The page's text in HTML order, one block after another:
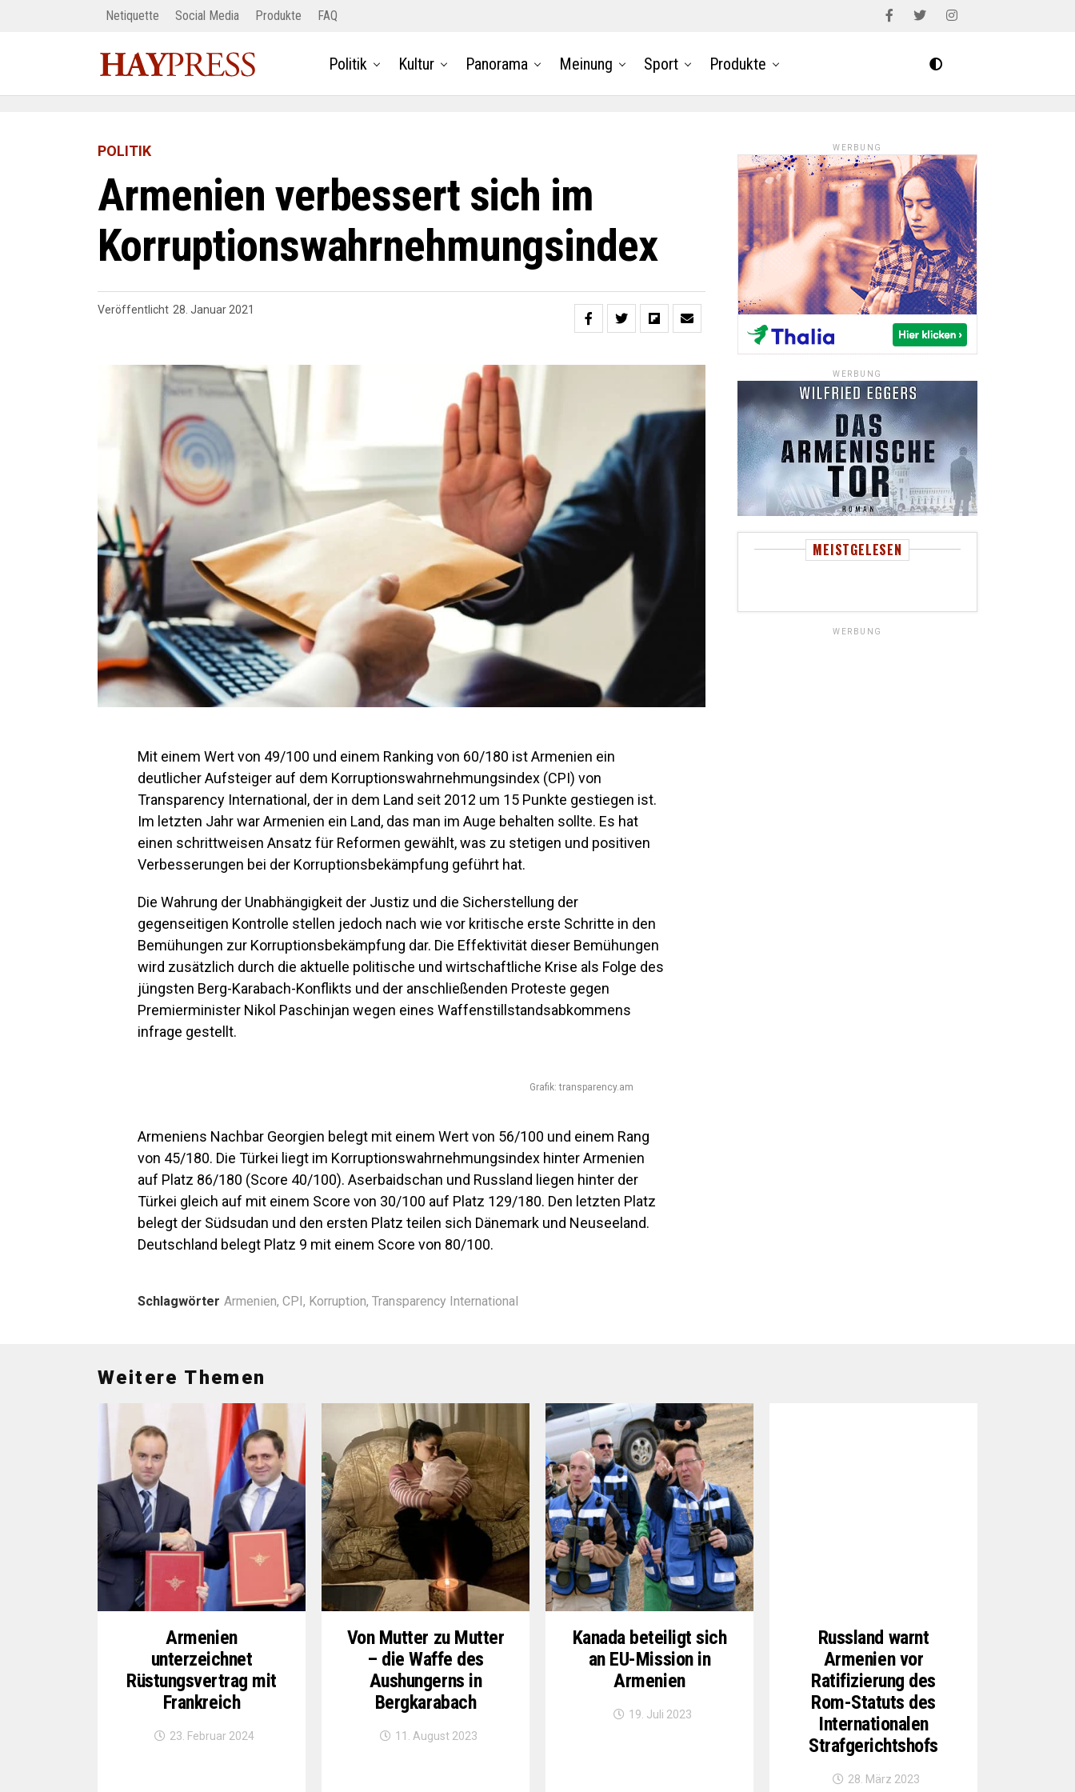
Netiquette Social Media Produkte FAQ
Politik Kultur Panorama Meinung Sport Produkte
POLITIK
Armenien verbessert sich im
Korruptionswahrnehmungsindex
Veröffentlicht 28. Januar 2021
Mit einem Wert von 49/100 und einem Ranking von 60/180 ist Armenien ein
deutlicher Aufsteiger auf dem Korruptionswahrnehmungsindex (CPI) von
Transparency International, der in dem Land seit 2012 um 15 Punkte gestiegen ist.
Im letzten Jahr war Armenien ein Land, das man im Auge behalten sollte. Es hat
einen schrittweisen Ansatz für Reformen gewählt, was zu stetigen und positiven
Verbesserungen bei der Korruptionsbekämpfung geführt hat.
Die Wahrung der Unabhängigkeit der Justiz und die Sicherstellung der
gegenseitigen Kontrolle stellen jedoch nach wie vor kritische erste Schritte in den
Bemühungen zur Korruptionsbekämpfung dar. Die Effektivität dieser Bemühungen
wird zusätzlich durch die aktuelle politische und wirtschaftliche Krise als Folge des
jüngsten Berg-Karabach-Konflikts und der anschließenden Proteste gegen
Premierminister Nikol Paschinjan wegen eines Waffenstillstandsabkommens
infrage gestellt.
Grafik: transparency.am
Armeniens Nachbar Georgien belegt mit einem Wert von 56/100 und einem Rang
von 45/180. Die Türkei liegt im Korruptionswahrnehmungsindex hinter Armenien
auf Platz 86/180 (Score 40/100). Aserbaidschan und Russland liegen hinter der
Türkei gleich auf mit einem Score von 30/100 auf Platz 129/180. Den letzten Platz
belegt der Südsudan und den ersten Platz teilen sich Dänemark und Neuseeland.
Deutschland belegt Platz 9 mit einem Score von 80/100.
Schlagwörter Armenien, CPI, Korruption, Transparency International
WERBUNG
WERBUNG
MEISTGELESEN
WERBUNG
Weitere Themen
Armenien
unterzeichnet
Rüstungsvertrag mit
Frankreich
23. Februar 2024
Von Mutter zu Mutter
– die Waffe des
Aushungerns in
Bergkarabach
11. August 2023
Kanada beteiligt sich
an EU-Mission in
Armenien
19. Juli 2023
Russland warnt
Armenien vor
Ratifizierung des
Rom-Statuts des
Internationalen
Strafgerichtshofs
28. März 2023